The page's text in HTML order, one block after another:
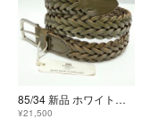
85/34 新品 ホワイトハウス コックス メッシュ レザー ベルト 編み込み
¥21,500